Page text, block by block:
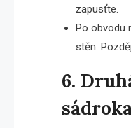
zapusťte.
Po obvodu
stěn.
6.